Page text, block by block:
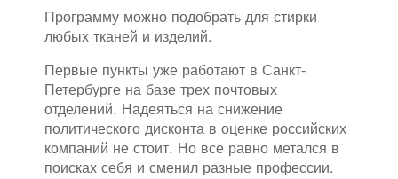
Программу можно подобрать для стирки
любых тканей и изделий.
Первые пункты уже работают в Санкт-
Петербурге на базе трех почтовых
отделений. Надеяться на снижение
политического дисконта в оценке российских
компаний не стоит. Но все равно метался в
поисках себя и сменил разные профессии.